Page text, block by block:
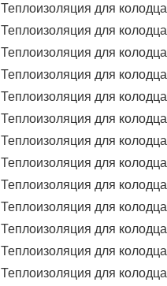
Теплоизоляция для
Теплоизоляция для
Теплоизоляция для
Теплоизоляция для
Теплоизоляция для
Теплоизоляция для
Теплоизоляция для
Теплоизоляция для
Теплоизоляция для
Теплоизоляция для
Теплоизоляция для
Теплоизоляция для
Теплоизоляция для